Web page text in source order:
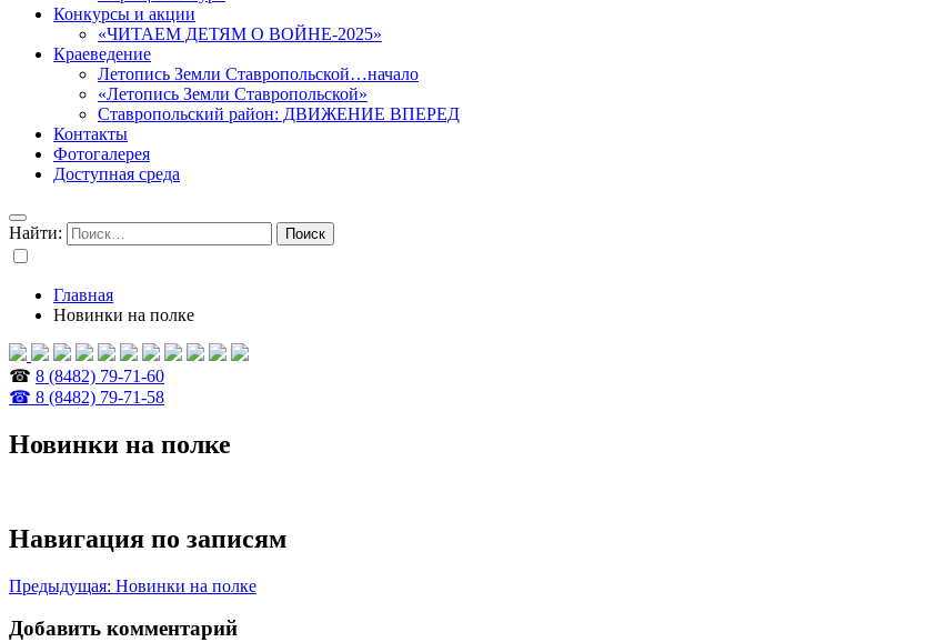
Конкурсы и акции
«ЧИТАЕМ ДЕТЯМ О ВОЙНЕ-2025»
Краеведение
Летопись Земли Ставропольской…начало
«Летопись Земли Ставропольской»
Ставропольский район: ДВИЖЕНИЕ ВПЕРЕД
Контакты
Фотогалерея
Доступная среда
Найти:
Главная
Новинки на полке
☎ 8 (8482) 79-71-60
☎ 8 (8482) 79-71-58
Новинки на полке
Навигация по записям
Предыдущая: Новинки на полке
Добавить комментарий